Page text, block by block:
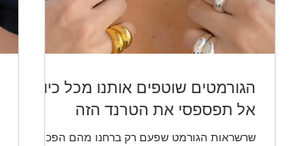
הגורמטים שוטפים אותנו מכל כיוון -
אל תפספסי את הטרנד הזה
שרשראות הגורמט שפעם רק ברחנו מהם הפכו